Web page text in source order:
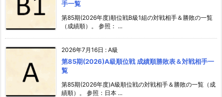
手一覧
第85期(2026年度)順位戦B級1組の対戦相手＆勝敗の一覧
（成績順）。 参照： ...
2026年7月16日 : A級
第85期(2026)A級順位戦 成績順勝敗表＆対戦相手一
覧
第85期(2026年度)A級順位戦の対戦相手＆勝敗の一覧（成
績順）。 参照：日本 ...